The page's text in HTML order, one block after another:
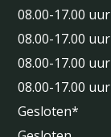
08.00-17.00 uur
08.00-17.00 uur
08.00-17.00 uur
08.00-17.00 uur
Gesloten*